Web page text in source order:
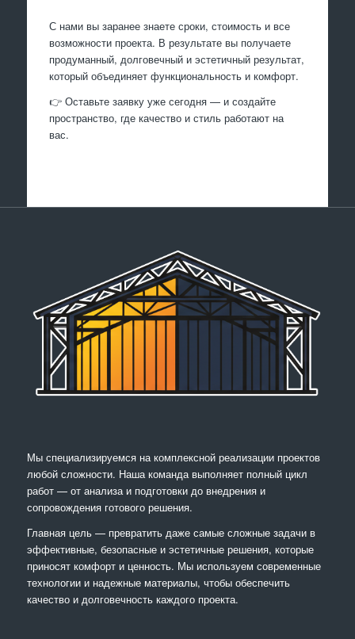
С нами вы заранее знаете сроки, стоимость и все
возможности проекта. В результате вы получаете
продуманный, долговечный и эстетичный результат,
который объединяет функциональность и комфорт.
👉 Оставьте заявку уже сегодня — и создайте
пространство, где качество и стиль работают на
вас.
Мы специализируемся на комплексной реализации проектов
любой сложности. Наша команда выполняет полный цикл
работ — от анализа и подготовки до внедрения и
сопровождения готового решения.
Главная цель — превратить даже самые сложные задачи в
эффективные, безопасные и эстетичные решения, которые
приносят комфорт и ценность. Мы используем современные
технологии и надежные материалы, чтобы обеспечить
качество и долговечность каждого проекта.